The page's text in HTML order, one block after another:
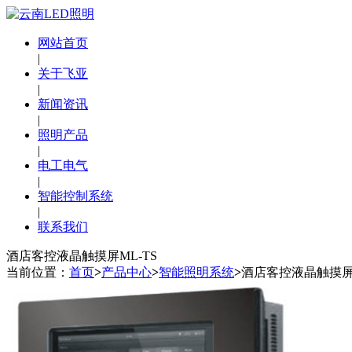
网站首页
|
关于飞亚
|
新闻资讯
|
照明产品
|
电工电气
|
智能控制系统
|
联系我们
酒店客控液晶触摸屏ML-TS
当前位置： 首页>产品中心>智能照明系统>酒店客控液晶触摸